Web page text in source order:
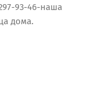
93-46-наша
дома.